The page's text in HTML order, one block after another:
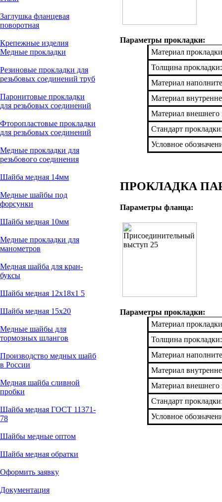
Заглушка фланцевая
поворотная
Крепежные изделия
Медные прокладки
Резиновые прокладки для
резьбовых соединений труб
Паронитовые прокладки
для резьбовых соединений
Фторопластовые прокладки
для резьбовых соединений
Медные прокладки для
резьбового соединения
Шайба медная 14мм
Медные шайбы под
форсунки
Шайба медная 10мм
Медные прокладки для
манометров
Медная шайба для кран-
буксы
Шайба медная 12х18х1 5
Шайба медная 15х20
Медные шайбы для
тормозных шлангов
Производство медных шайб
в России
Медная шайба сливной
пробки
Шайба медная ГОСТ 11371-
78
Шайбы медные оптом
Шайба медная обратки
Оформить заявку
Документация
Параметры прокладки:
Материал
Толщина прокладки:
Материал
Материал
Материал внешнего
Стандарт
Условное
ПРОКЛАДКА
Параметры фланца:
Параметры прокладки:
Материал
Толщина прокладки:
Материал
Материал
Материал внешнего
Стандарт
Условное